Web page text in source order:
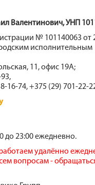
Валентинович, УНП
№ 101140063 от
исполнительным
11, офис 19А;
16-74, +375 (29) 701-22-
до 23:00 ежедневно.
удалённо
вопросам -